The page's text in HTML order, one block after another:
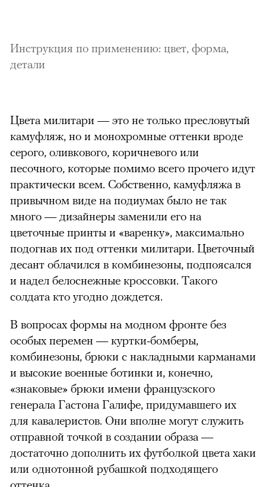
Инструкция по применению: цвет, форма,
детали
Цвета милитари — это не только пресловутый
камуфляж, но и монохромные оттенки вроде
серого, оливкового, коричневого или
песочного, которые помимо всего прочего идут
практически всем. Собственно, камуфляжа в
привычном виде на подиумах было не так
много — дизайнеры заменили его на
цветочные принты и «варенку», максимально
подогнав их под оттенки милитари. Цветочный
десант облачился в комбинезоны, подпоясался
и надел белоснежные кроссовки. Такого
солдата кто угодно дождется.
В вопросах формы на модном фронте без
особых перемен — куртки-бомберы,
комбинезоны, брюки с накладными карманами
и высокие военные ботинки и, конечно,
«знаковые» брюки имени французского
генерала Гастона Галифе, придумавшего их
для кавалеристов. Они вполне могут служить
отправной точкой в создании образа —
достаточно дополнить их футболкой цвета хаки
или однотонной рубашкой подходящего